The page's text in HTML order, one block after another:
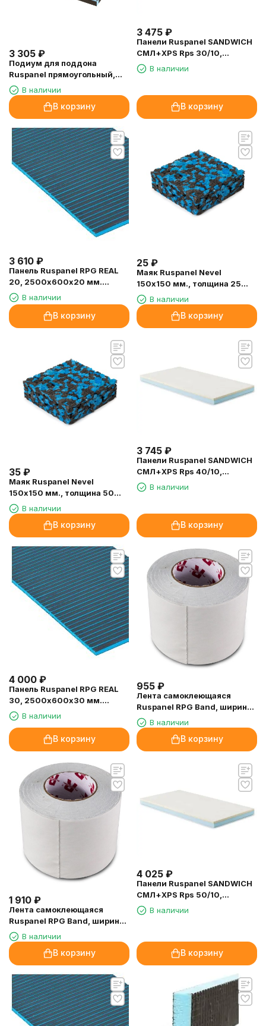
3 305 ₽
Подиум для поддона
Ruspanel прямоугольный,
1200х900х50 мм.
В наличии
В корзину
3 475 ₽
Панели Ruspanel SANDWICH
СМЛ+XPS Rps 30/10,
2400х600х40 мм.
В наличии
В корзину
3 610 ₽
Панель Ruspanel RPG REAL
20, 2500х600х20 мм.
двухсторонняя, поперечный
пропил
В наличии
В корзину
25 ₽
Маяк Ruspanel Nevel
150х150 мм., толщина 25
мм.В наличии
В корзину
35 ₽
Маяк Ruspanel Nevel
150х150 мм., толщина 50
мм.В наличии
В корзину
3 745 ₽
Панели Ruspanel SANDWICH
СМЛ+XPS Rps 40/10,
2400х600х50 мм.
В наличии
В корзину
4 000 ₽
Панель Ruspanel RPG REAL
30, 2500х600х30 мм.
двухсторонняя, поперечный
пропил
В наличии
В корзину
955 ₽
Лента самоклеющаяся
Ruspanel RPG Band, ширина
50 мм.В наличии
В корзину
1 910 ₽
Лента самоклеющаяся
Ruspanel RPG Band, ширина
100 мм.В наличии
В корзину
4 025 ₽
Панели Ruspanel SANDWICH
СМЛ+XPS Rps 50/10,
2400х600х60 мм.
В наличии
В корзину